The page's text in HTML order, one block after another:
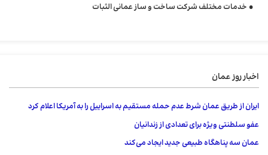
خدمات مختلف شرکت ساخت و ساز عمانی الثبات
اخبار روز عمان
ایران از طریق عمان شرط عدم حمله مستقیم به اسراییل را به آمریکا اعلام کرد
عفو ​​سلطنتی ویژه برای تعدادی از زندانیان
عمان سه پناهگاه طبیعی جدید ایجاد می‌کند